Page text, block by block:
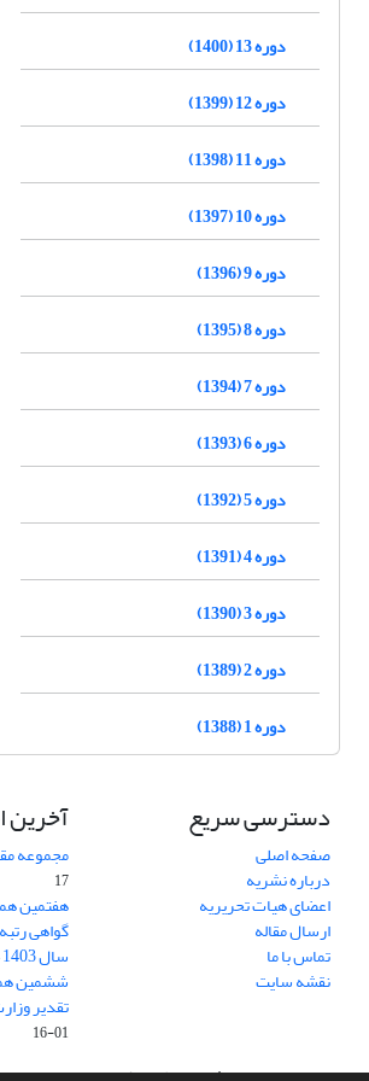
دوره 13 (1400)
دوره 12 (1399)
دوره 11 (1398)
دوره 10 (1397)
دوره 9 (1396)
دوره 8 (1395)
دوره 7 (1394)
دوره 6 (1393)
دوره 5 (1392)
دوره 4 (1391)
دوره 3 (1390)
دوره 2 (1389)
دوره 1 (1388)
دسترسی سریع
صفحه اصلی
درباره نشریه
اعضای هیات تحریریه
ارسال مقاله
تماس با ما
نقشه سایت
آخرین
مجموعه
17
هفتمین
گواهی
سال 1403
ششمین
تقدیر
01-16